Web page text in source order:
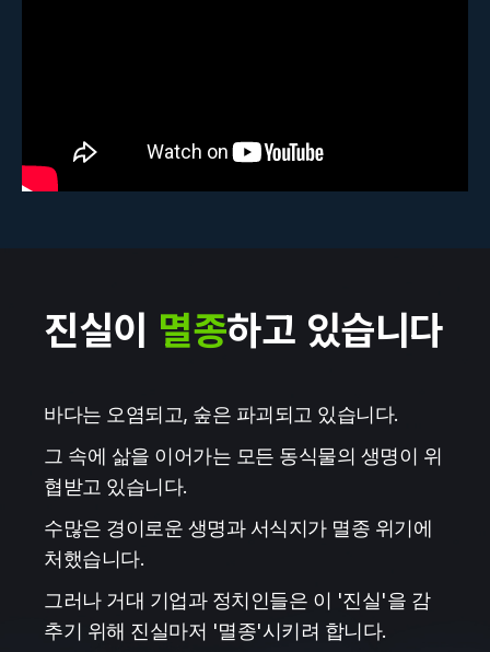
진실이 멸종하고 있습니다
바다는 오염되고, 숲은 파괴되고 있습니다.
그 속에 삶을 이어가는 모든 동식물의 생명이 위
협받고 있습니다.
수많은 경이로운 생명과 서식지가 멸종 위기에
처했습니다.
그러나 거대 기업과 정치인들은 이 '진실'을 감
추기 위해 진실마저 '멸종'시키려 합니다.